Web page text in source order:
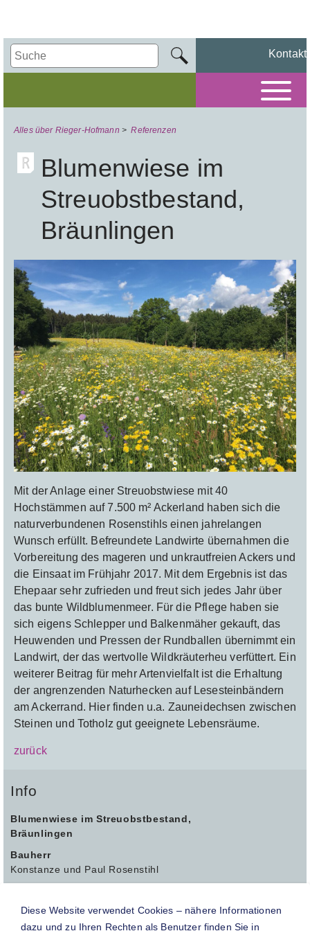
Kontakt
Alles über Rieger-Hofmann >Referenzen
Blumenwiese im
Streuobstbestand,
Bräunlingen
Mit der Anlage einer Streuobstwiese mit 40
Hochstämmen auf 7.500 m² Ackerland haben sich die
naturverbundenen Rosenstihls einen jahrelangen
Wunsch erfüllt. Befreundete Landwirte übernahmen die
Vorbereitung des mageren und unkrautfreien Ackers und
die Einsaat im Frühjahr 2017. Mit dem Ergebnis ist das
Ehepaar sehr zufrieden und freut sich jedes Jahr über
das bunte Wildblumenmeer. Für die Pflege haben sie
sich eigens Schlepper und Balkenmäher gekauft, das
Heuwenden und Pressen der Rundballen übernimmt ein
Landwirt, der das wertvolle Wildkräuterheu verfüttert. Ein
weiterer Beitrag für mehr Artenvielfalt ist die Erhaltung
der angrenzenden Naturhecken auf Lesesteinbändern
am Ackerrand. Hier finden u.a. Zauneidechsen zwischen
Steinen und Totholz gut geeignete Lebensräume.
zurück
Info
Blumenwiese im Streuobstbestand,
Bräunlingen
Bauherr
Konstanze und Paul Rosenstihl
ARCUS – Ingenieurbüro Stadt- und Landschaftsplanung
Diese Website verwendet Cookies – nähere Informationen
dazu und zu Ihren Rechten als Benutzer finden Sie in